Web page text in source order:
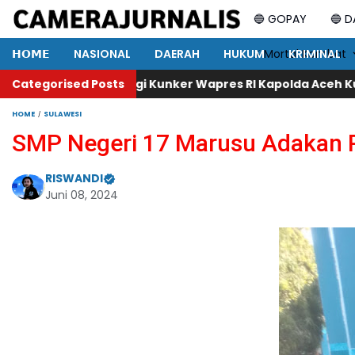
🔵 GOPAY 🔵
⚡ Mortal Kombat
𝗛𝗢𝗠𝗘 NASIONAL DAERAH HUKUM
KRIMINAL
Categorised Posts
Wapres RI Kapolda Aceh Kunjungi Polres Gayo
HOME SULAWESI
SMP Negeri 17 Marusu Adakan
RISWANDI
Juni 08, 2024